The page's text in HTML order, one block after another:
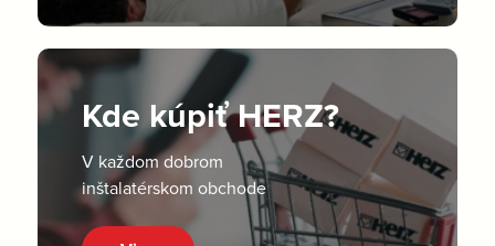
Kde kúpiť HERZ?
V každom dobrom
inštalatérskom obchode